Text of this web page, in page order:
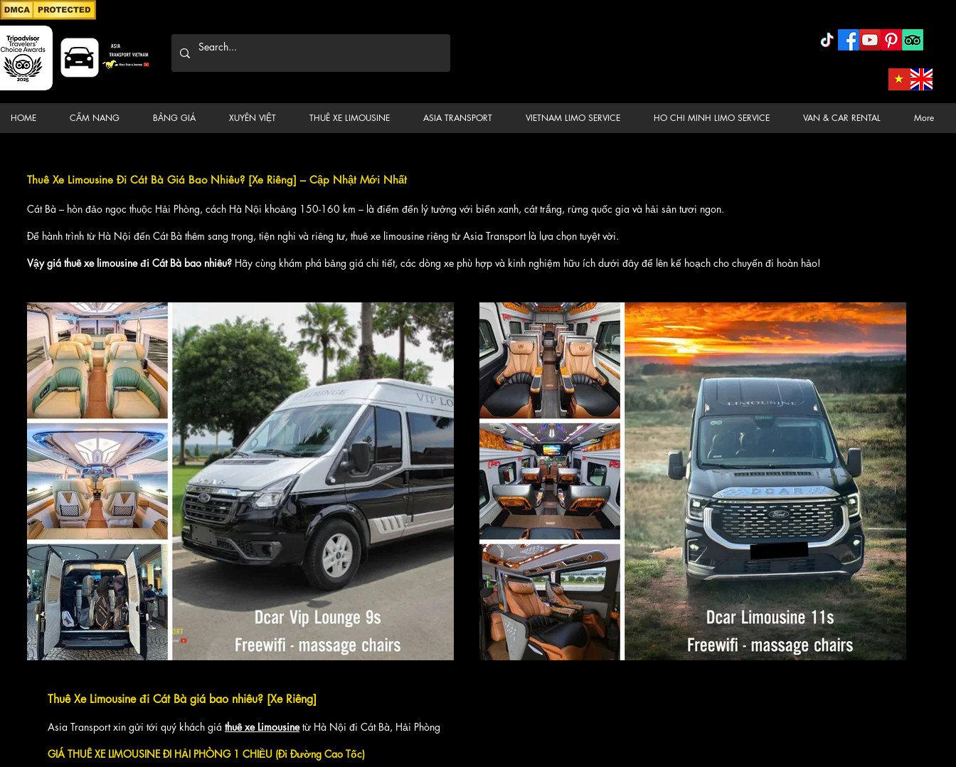
HOME CẨM NANG BẢNG GIÁ XUYÊN VIỆT THUÊ XE LIMOUSINE ASIA TRANSPORT VIETNAM LIMO SERVICE HO CHI MINH LIMO SERVICE VAN & CAR RENTAL More
Thuê Xe Limousine Đi Cát Bà Giá Bao Nhiêu? [Xe Riêng] – Cập Nhật Mới Nhất
Cát Bà – hòn đảo ngọc thuộc Hải Phòng, cách Hà Nội khoảng 150-160 km – là điểm đến lý tưởng với biển xanh, cát trắng, rừng quốc gia và hải sản tươi ngon.
Để hành trình từ Hà Nội đến Cát Bà thêm sang trọng, tiện nghi và riêng tư, thuê xe limousine riêng từ Asia Transport là lựa chọn tuyệt vời.
Vậy giá thuê xe limousine đi Cát Bà bao nhiêu? Hãy cùng khám phá bảng giá chi tiết, các dòng xe phù hợp và kinh nghiệm hữu ích dưới đây để lên kế hoạch cho chuyến đi hoàn hảo!
Thuê Xe Limousine đi Cát Bà giá bao nhiêu? [Xe Riêng]
Asia Transport xin gửi tới quý khách giá thuê xe Limousinetừ Hà Nội đi Cát Bà, Hải Phòng
GIÁ THUÊ XE LIMOUSINE ĐI HẢI PHÒNG 1 CHIỀU (Đi Đường Cao Tốc)